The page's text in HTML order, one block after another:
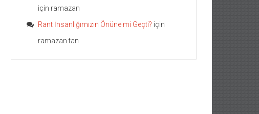
için ramazan
Rant İnsanlığımızın Önüne mi Geçti? için
ramazan tan